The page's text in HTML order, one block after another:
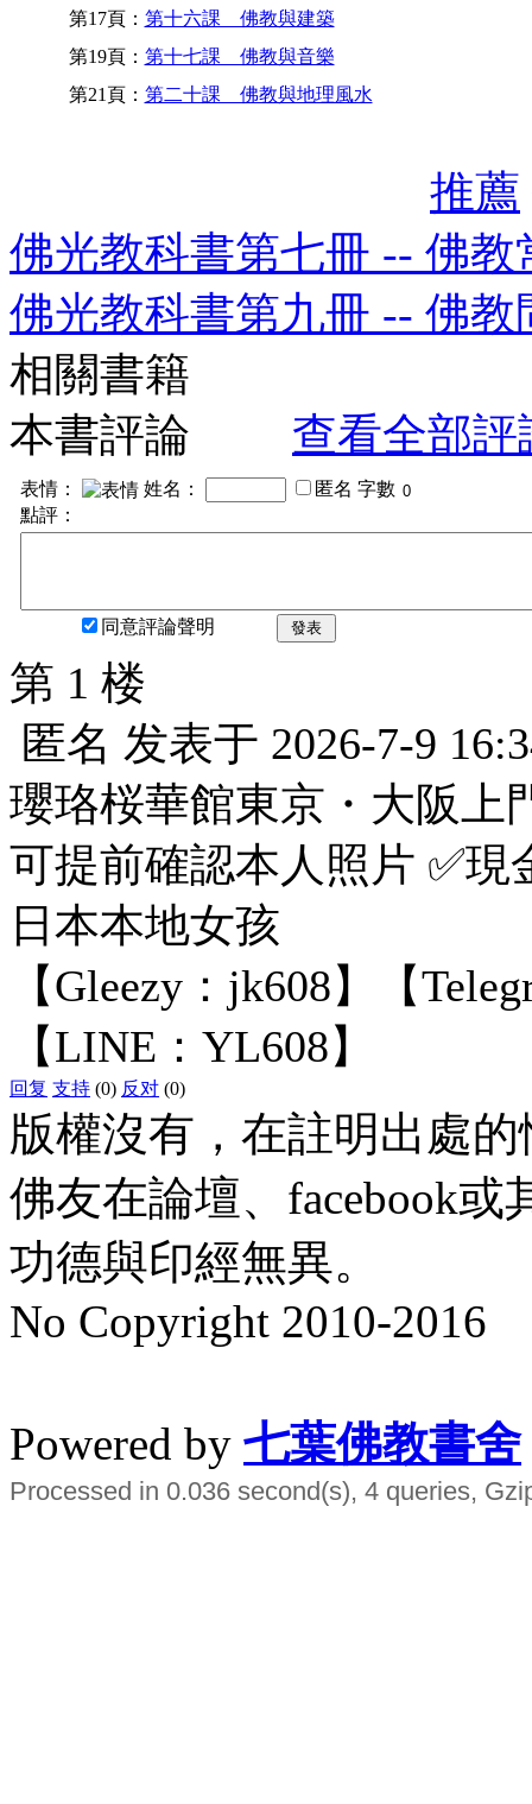
第17頁： 第十六課 佛教與建築
第19頁： 第十七課 佛教與音樂
第21頁： 第二十課 佛教與地理風水
推薦
佛光教科書第七冊 -- 佛教
佛光教科書第九冊 -- 佛教
相關書籍
本書評論
查看全部評
表情： 姓名： 匿名 字數
點評：
同意評論聲明 發表
第 1 楼
匿名 发表于 2026-7-9
瓔珞桜華館東京・大阪上
可提前確認本人照片 ✅現
日本本地女孩
【Gleezy：jk608】【
【LINE：YL608】
回复 支持 (0) 反对 (0)
版權沒有，在註明出處
佛友在論壇、facebook
功德與印經無異。
No Copyright 2010-2016
Powered by 七葉佛教書舍
Processed in 0.036 second(s), 4 queries,